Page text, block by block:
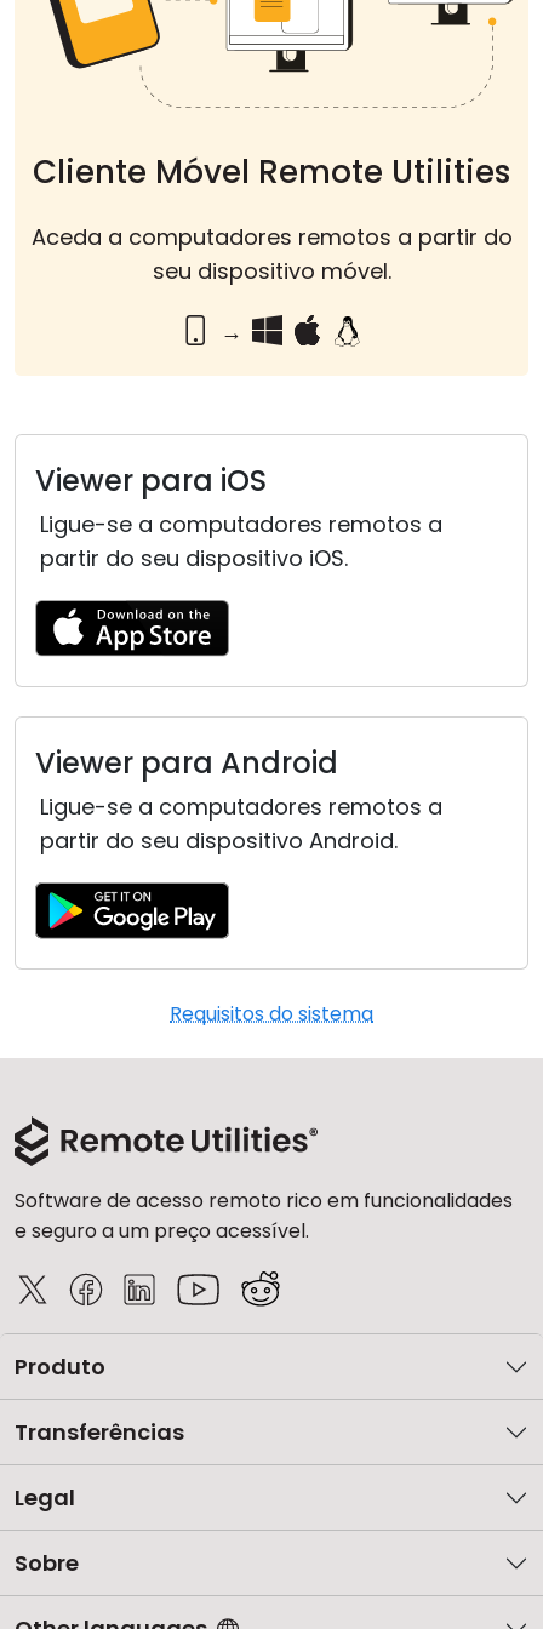
Cliente Móvel Remote Utilities
Aceda a computadores remotos a partir do
seu dispositivo móvel.
→
Viewer para iOS
Ligue-se a computadores remotos a
partir do seu dispositivo iOS.
Viewer para Android
Ligue-se a computadores remotos a
partir do seu dispositivo Android.
Requisitos do sistema
Software de acesso remoto rico em funcionalidades
e seguro a um preço acessível.
Produto
Transferências
Legal
Sobre
Nuvem & Local